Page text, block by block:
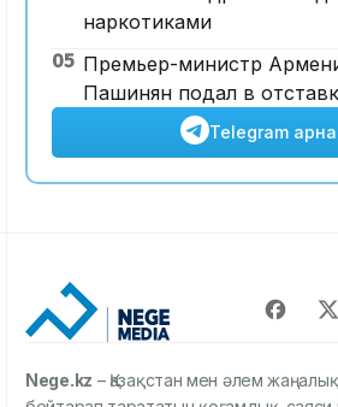
наркотиками
05 Премьер-министр
Пашинян подал в
Telegram
Nege.kz – Қазақстан мен әлем